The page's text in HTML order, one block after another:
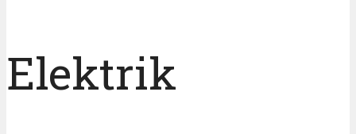
Elektrik